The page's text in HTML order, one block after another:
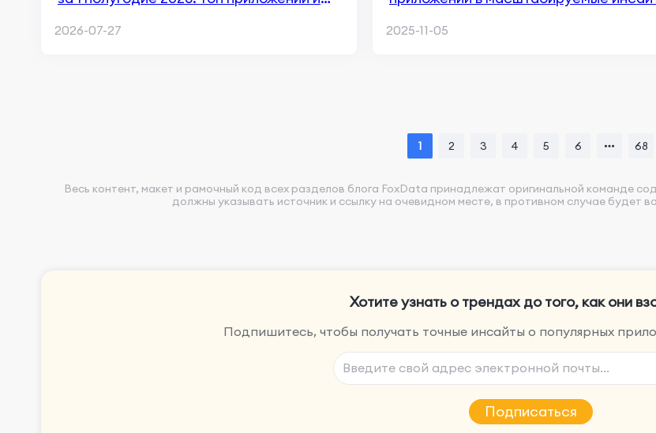
2026-07-27 2025-11-05
1 2 3 4 5 6 68
Весь контент, макет и рамочный код всех разделов блога FoxData принадлежат оригинальной команде
должны указывать источник и ссылку на очевидном месте, в противном случае будет
Хотите узнать о трендах до того, как они
Подпишитесь, чтобы получать точные инсайты о популярных
Подписаться